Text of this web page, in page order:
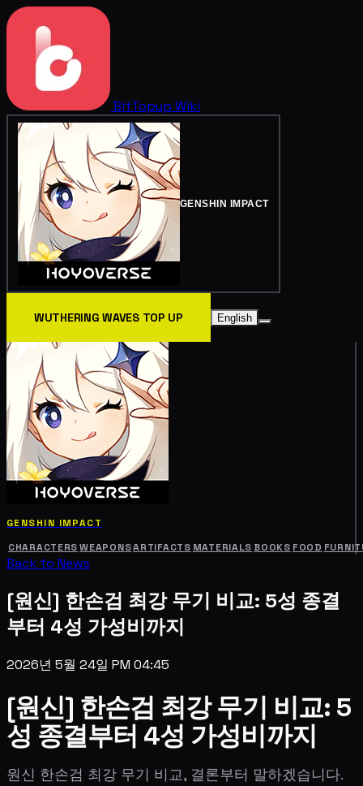
BitTopup Wiki
GENSHIN IMPACT
WUTHERING WAVES TOP UP English
GENSHIN IMPACT
CHARACTERS WEAPONSARTIFACTS MATERIALS BOOKS FOOD
Back to News
[원신] 한손검 최강 무기 비교: 5성 종결
부터 4성 가성비까지
2026년 5월 24일 PM 04:45
[원신] 한손검 최강 무기 비교: 5
성 종결부터 4성 가성비까지
원신 한손검 최강 무기 비교, 결론부터 말하겠습니다.